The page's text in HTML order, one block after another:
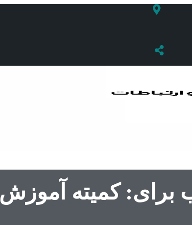
برای: کمیته آموزش